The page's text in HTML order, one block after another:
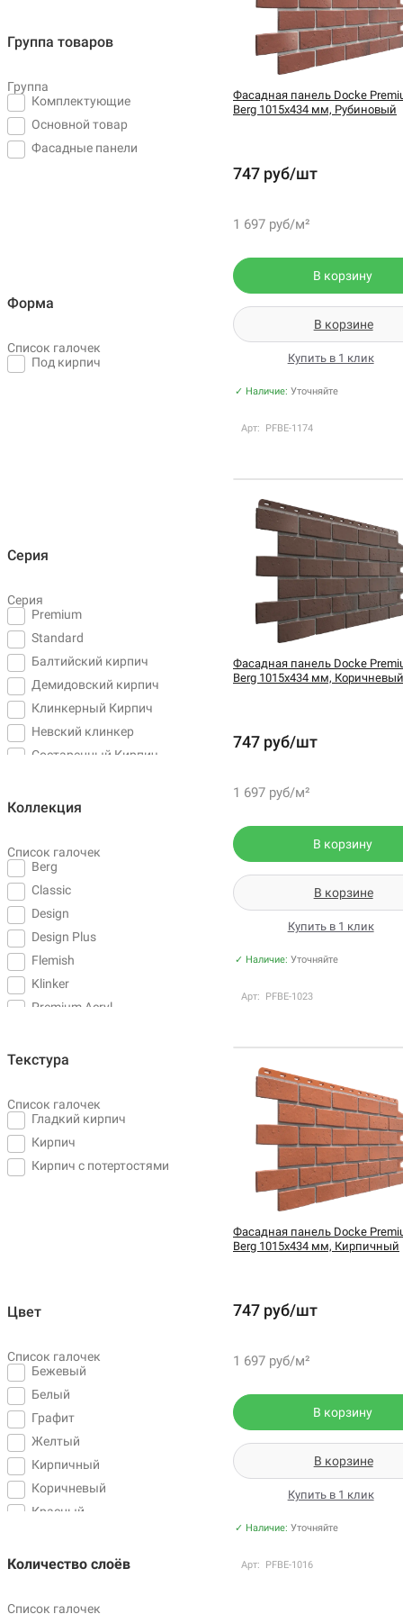
Группа товаров
Группа
Комплектующие
Основной товар
Фасадные панели
Форма
Список галочек
Под кирпич
Серия
Серия
Premium
Standard
Балтийский кирпич
Демидовский кирпич
Клинкерный Кирпич
Невский клинкер
Состаренный Кирпич
Коллекция
Список галочек
Berg
Classic
Design
Design Plus
Flemish
Klinker
Premium Acryl
Кирпич
Кирпич Рижский
Кирпич Рустикальный
Кирпич-Антик
Неаполь Эко
Текстура
Список галочек
Гладкий кирпич
Кирпич
Кирпич с потертостями
Цвет
Список галочек
Бежевый
Белый
Графит
Желтый
Кирпичный
Коричневый
Красный
Серый
Количество слоёв
Список галочек
Фасадная панель Docke
Berg 1015х434 мм, Рубиновый
747 руб/шт
1 697 руб/м²
В корзину
В корзине
Купить в 1 клик
✓ Наличие:Уточняйте
Арт: PFBE-1174
Фасадная панель Docke
Berg 1015х434 мм, Коричневый
747 руб/шт
1 697 руб/м²
В корзину
В корзине
Купить в 1 клик
✓ Наличие:Уточняйте
Арт: PFBE-1023
Фасадная панель Docke
Berg 1015х434 мм, Кирпичный
747 руб/шт
1 697 руб/м²
В корзину
В корзине
Купить в 1 клик
✓ Наличие:Уточняйте
Арт: PFBE-1016